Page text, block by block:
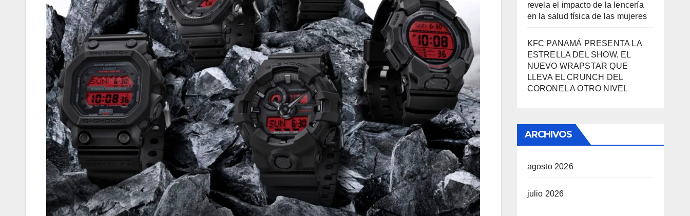
revela el impacto de la lencería
en la salud física de las mujeres
KFC PANAMÁ PRESENTA LA
ESTRELLA DEL SHOW, EL
NUEVO WRAPSTAR QUE
LLEVA EL CRUNCH DEL
CORONEL A OTRO NIVEL
ARCHIVOS
agosto 2026
julio 2026